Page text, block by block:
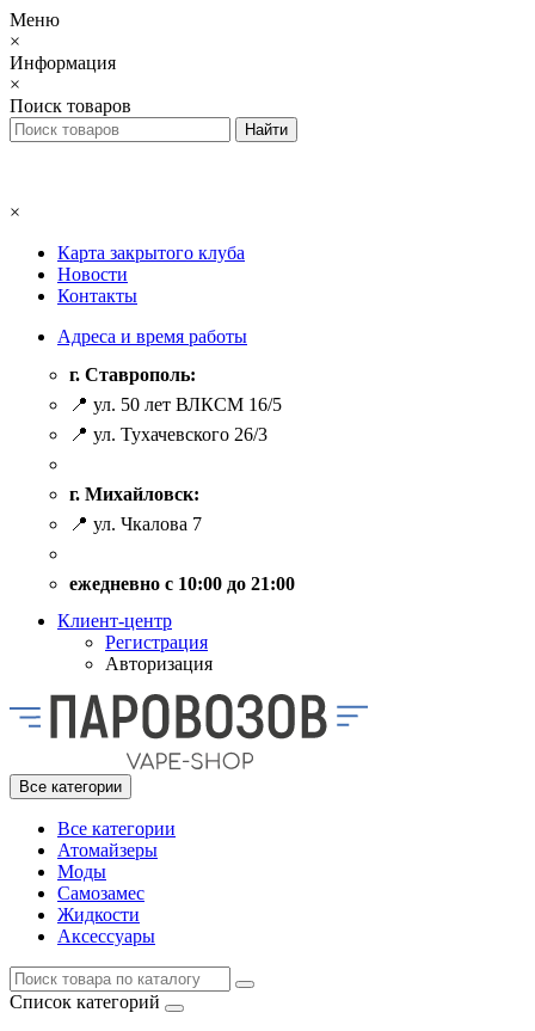
Меню
×
Информация
×
Поиск товаров
×
Карта закрытого клуба
Новости
Контакты
Адреса и время работы
г. Ставрополь:
📍 ул. 50 лет ВЛКСМ 16/5
📍 ул. Тухачевского 26/3
г. Михайловск:
📍 ул. Чкалова 7
ежедневно с 10:00 до 21:00
Клиент-центр
Регистрация
Авторизация
Все категории
Все категории
Атомайзеры
Моды
Самозамес
Жидкости
Аксессуары
Список категорий